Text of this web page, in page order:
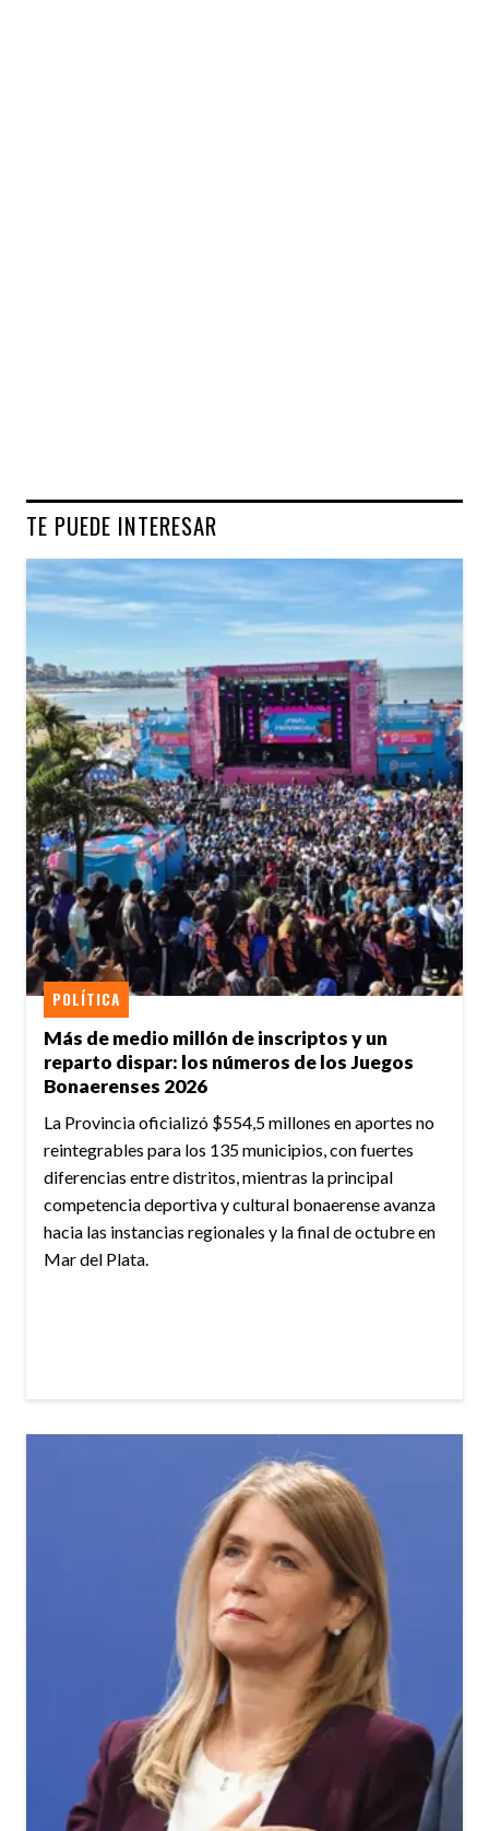
TE PUEDE INTERESAR
Más de medio millón de inscriptos y un
reparto dispar: los números de los Juegos
Bonaerenses 2026
POLÍTICA
La Provincia oficializó $554,5 millones en aportes no
reintegrables para los 135 municipios, con fuertes
diferencias entre distritos, mientras la principal
competencia deportiva y cultural bonaerense avanza
hacia las instancias regionales y la final de octubre en
Mar del Plata.